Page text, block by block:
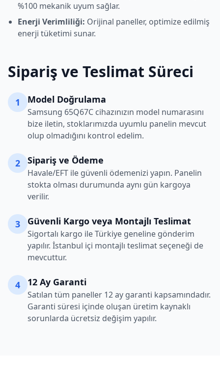
%100 mekanik uyum sağlar.
Enerji Verimliliği: Orijinal paneller, optimize edilmiş
enerji tüketimi sunar.
Sipariş ve Teslimat Süreci
1 Model Doğrulama
Samsung 65Q67C cihazınızın model numarasını
bize iletin, stoklarımızda uyumlu panelin mevcut
olup olmadığını kontrol edelim.
2 Sipariş ve Ödeme
Havale/EFT ile güvenli ödemenizi yapın. Panelin
stokta olması durumunda aynı gün kargoya
verilir.
3 Güvenli Kargo veya Montajlı Teslimat
Sigortalı kargo ile Türkiye geneline gönderim
yapılır. İstanbul içi montajlı teslimat seçeneği de
mevcuttur.
4 12 Ay Garanti
Satılan tüm paneller 12 ay garanti kapsamındadır.
Garanti süresi içinde oluşan üretim kaynaklı
sorunlarda ücretsiz değişim yapılır.